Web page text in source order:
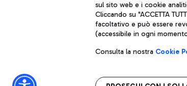
Aeroporti di Roma S.p.A. - Società soggetta a
Codice fiscale e Registro delle Imprese di Roma
Capitale sociale 62.224.743,00 int. vers.
Sede legale: Via Pier Paolo Racchetti 1 - 00054
sul sito web e i cookie
Cliccando su "ACCETTA
facoltativo e può essere
(accessibile in ogni
Consulta la nostra Cookie